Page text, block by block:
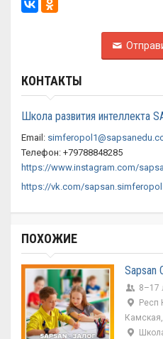
КОНТАКТЫ
Школа развития интеллекта
Email:
Телефон: +79788848285
https://www.instagram.com/
https://vk.com/sapsan.simferopol
ПОХОЖИЕ
Sapsan
8–17
Респ